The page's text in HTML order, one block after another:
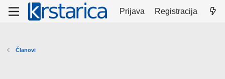
Prijava Registracija
Članovi